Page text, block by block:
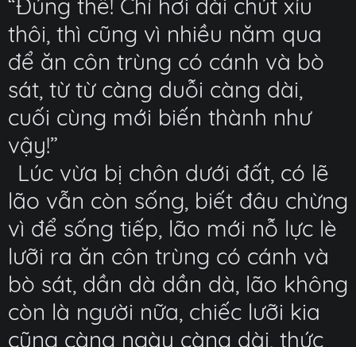
“Đúng thế! Chỉ hơi dài chút xíu
thôi, thì cũng vì nhiều năm qua
để ăn côn trùng có cánh và bò
sát, từ từ càng duỗi càng dài,
cuối cùng mới biến thành như
vậy!”
Lúc vừa bị chôn dưới đất, có lẽ
lão vẫn còn sống, biết đâu chừng
vì để sống tiếp, lão mới nỗ lực lè
lưỡi ra ăn côn trùng có cánh và
bò sát, dần dà dần dà, lão không
còn là người nữa, chiếc lưỡi kia
cũng càng ngày càng dài, thức